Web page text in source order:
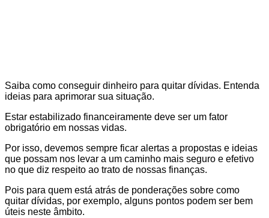
Saiba como conseguir dinheiro para quitar dívidas. Entenda
ideias para aprimorar sua situação.
Estar estabilizado financeiramente deve ser um fator
obrigatório em nossas vidas.
Por isso, devemos sempre ficar alertas a propostas e ideias
que possam nos levar a um caminho mais seguro e efetivo
no que diz respeito ao trato de nossas finanças.
Pois para quem está atrás de ponderações sobre como
quitar dívidas, por exemplo, alguns pontos podem ser bem
úteis neste âmbito.